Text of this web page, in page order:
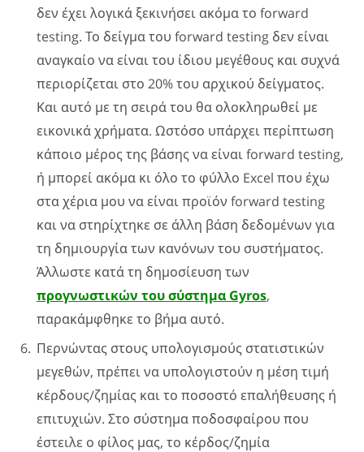
δεν έχει λογικά ξεκινήσει ακόμα το forward
testing. Το δείγμα του forward testing δεν είναι
αναγκαίο να είναι του ίδιου μεγέθους και συχνά
περιορίζεται στο 20% του αρχικού δείγματος.
Και αυτό με τη σειρά του θα ολοκληρωθεί με
εικονικά χρήματα. Ωστόσο υπάρχει περίπτωση
κάποιο μέρος της βάσης να είναι forward testing,
ή μπορεί ακόμα κι όλο το φύλλο Excel που έχω
στα χέρια μου να είναι προϊόν forward testing
και να στηρίχτηκε σε άλλη βάση δεδομένων για
τη δημιουργία των κανόνων του συστήματος.
Άλλωστε κατά τη δημοσίευση των
προγνωστικών του σύστημα Gyros,
παρακάμφθηκε το βήμα αυτό.
Περνώντας στους υπολογισμούς στατιστικών
μεγεθών, πρέπει να υπολογιστούν η μέση τιμή
κέρδους/ζημίας και το ποσοστό επαλήθευσης ή
επιτυχιών. Στο σύστημα ποδοσφαίρου που
έστειλε ο φίλος μας, το κέρδος/ζημία